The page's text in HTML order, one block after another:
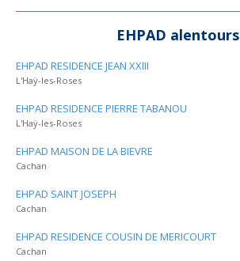
EHPAD alentours
EHPAD RESIDENCE JEAN XXIII
L'Haÿ-les-Roses
EHPAD RESIDENCE PIERRE TABANOU
L'Haÿ-les-Roses
EHPAD MAISON DE LA BIEVRE
Cachan
EHPAD SAINT JOSEPH
Cachan
EHPAD RESIDENCE COUSIN DE MERICOURT
Cachan